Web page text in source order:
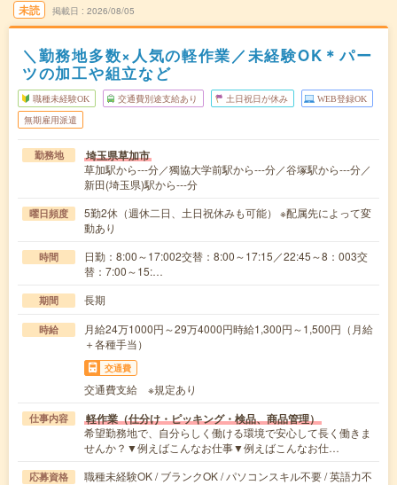
未読 掲載日 2026/08/05
＼勤務地多数×人気の軽作業／未経験OK＊パー
ツの加工や組立など
職種未経験OK 交通費別途支給あり 土日祝日が休み WEB登録OK
無期雇用派遣
勤務地 埼玉県草加市
草加駅から---分／獨協大学前駅から---分／谷塚駅から---分／
新田(埼玉県)駅から---分
曜日頻度
5勤2休（週休二日、土日祝休みも可能） ※配属先によって変
動あり
時間
日勤：8:00～17:002交替：8:00～17:15／22:45～8：003交
替：7:00～15:…
期間 長期
時給
月給24万1000円～29万4000円時給1,300円～1,500円（月給
＋各種手当）
交通費
交通費支給 ※規定あり
仕事内容 軽作業（仕分け・ピッキング・検品、商品管理）
希望勤務地で、自分らしく働ける環境で安心して長く働きま
せんか？▼例えばこんなお仕事▼例えばこんなお仕…
応募資格
職種未経験OK / ブランクOK / パソコンスキル不要 / 英語力不